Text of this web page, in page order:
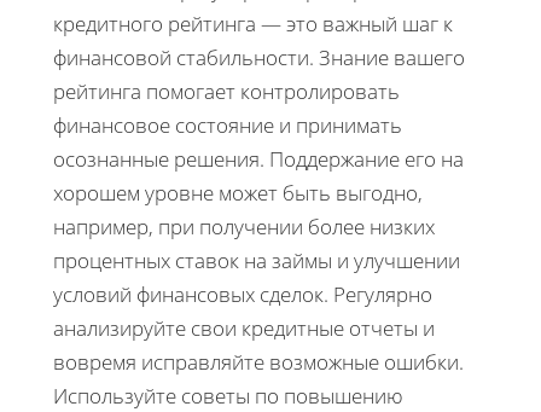
кредитного рейтинга — это важный шаг к
финансовой стабильности. Знание вашего
рейтинга помогает контролировать
финансовое состояние и принимать
осознанные решения. Поддержание его на
хорошем уровне может быть выгодно,
например, при получении более низких
процентных ставок на займы и улучшении
условий финансовых сделок. Регулярно
анализируйте свои кредитные отчеты и
вовремя исправляйте возможные ошибки.
Используйте советы по повышению